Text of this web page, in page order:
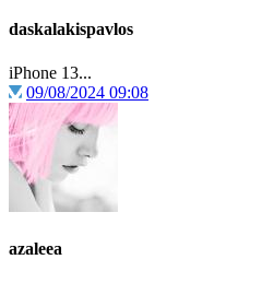
daskalakispavlos
iPhone 13...
09/08/2024 09:08
azaleea